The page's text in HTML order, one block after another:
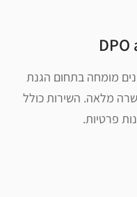
DPO
מומחה בתחום הגנת
מלאה. השירות כולל
פרטיות.